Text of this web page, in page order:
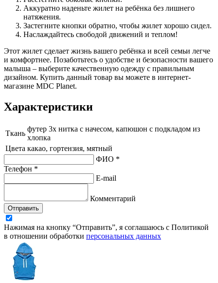
Аккуратно наденьте жилет на ребёнка без лишнего
натяжения.
Застегните кнопки обратно, чтобы жилет хорошо сидел.
Наслаждайтесь свободой движений и теплом!
Этот жилет сделает жизнь вашего ребёнка и всей семьи легче
и комфортнее. Позаботьтесь о удобстве и безопасности вашего
малыша – выберите качественную одежду с правильным
дизайном. Купить данный товар вы можете в интернет-
магазине MDC Planet.
Характеристики
Ткань
футер 3х нитка с начесом, капюшон с подкладом из
хлопка
Цвета какао, гортензия, мятный
ФИО *
Телефон *
E-mail
Комментарий
Отправить
Нажимая на кнопку “Отправить”, я соглашаюсь с Политикой
в отношении обработки персональных данных